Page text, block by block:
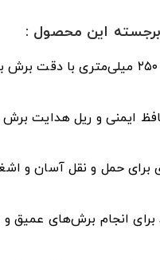
این محصول :
ایمنی و ریل هدایت
برای حمل و نقل آسان و
برای انجام برش‌های عمیق